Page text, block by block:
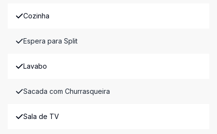
Cozinha
Espera para Split
Lavabo
Sacada com Churrasqueira
Sala de TV